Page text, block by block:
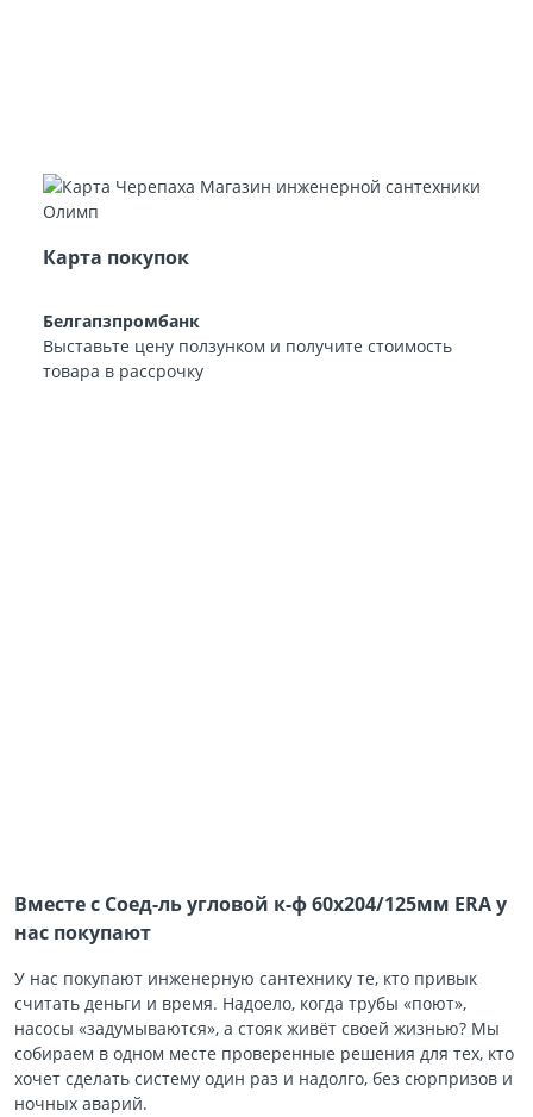
Карта покупок
Белгапзпромбанк
Выставьте цену ползунком и получите стоимость
товара в рассрочку
Вместе с Соед-ль угловой к-ф 60х204/125мм ERA у
нас покупают
У нас покупают инженерную сантехнику те, кто привык
считать деньги и время. Надоело, когда трубы «поют»,
насосы «задумываются», а стояк живёт своей жизнью? Мы
собираем в одном месте проверенные решения для тех, кто
хочет сделать систему один раз и надолго, без сюрпризов и
ночных аварий.